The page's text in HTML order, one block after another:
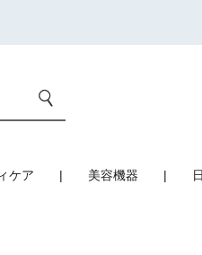
ケア 美容機器